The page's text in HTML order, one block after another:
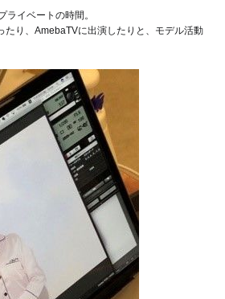
イベートの時間。
たり、AmebaTVに出演したりと、モデル活動